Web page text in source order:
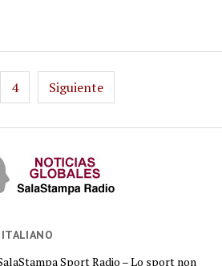
Sport Radio – Lo sport non
4 Siguiente